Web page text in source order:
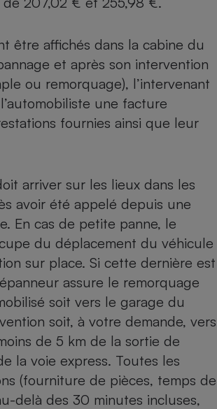
être affichés dans la cabine du
et après son intervention
ou remorquage), l’intervenant
une facture
fournies ainsi que leur
arriver sur les lieux dans les
avoir été appelé depuis une
En cas de petite panne, le
du déplacement du véhicule
sur place. Si cette dernière est
assure le remorquage
soit vers le garage du
soit, à votre demande, vers
de 5 km de la sortie de
la voie express. Toutes les
(fourniture de pièces, temps de
delà des 30 minutes incluses,
Plaque de cuisson à
induction
Climatiseur -
Ventilateur
Cafetière à expressos
Téléphone mobile -
Climatiseur -
Ventilateur